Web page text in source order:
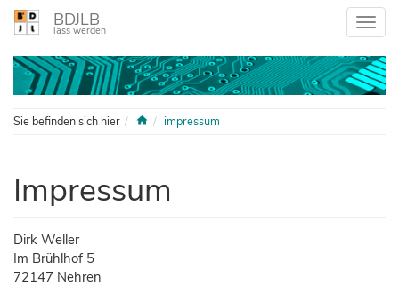
BDJLB
lass werden
Sie befinden sich hier Home
impressum
Impressum
Dirk Weller
Im Brühlhof 5
72147 Nehren